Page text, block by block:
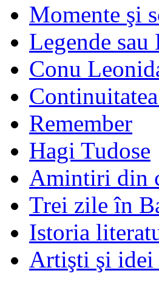
Momente şi
Legende
Conu
Remember
Hagi Tudose
Amintiri din
Trei zile în
Istoria
Artişti şi idei